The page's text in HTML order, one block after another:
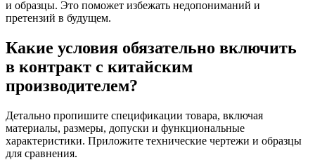
и образцы. Это поможет избежать недопониманий и
претензий в будущем.
Какие условия обязательно включить
в контракт с китайским
производителем?
Детально пропишите спецификации товара, включая
материалы, размеры, допуски и функциональные
характеристики. Приложите технические чертежи и образцы
для сравнения.